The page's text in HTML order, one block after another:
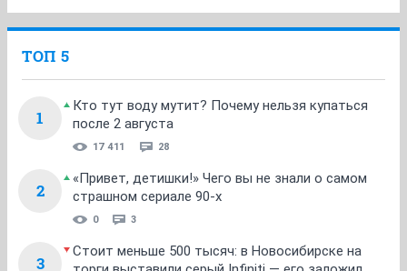
ТОП 5
1
Кто тут воду мутит? Почему нельзя купаться
после 2 августа
17 411 28
2
«Привет, детишки!» Чего вы не знали о самом
страшном сериале 90-х
0 3
3
Стоит меньше 500 тысяч: в Новосибирске на